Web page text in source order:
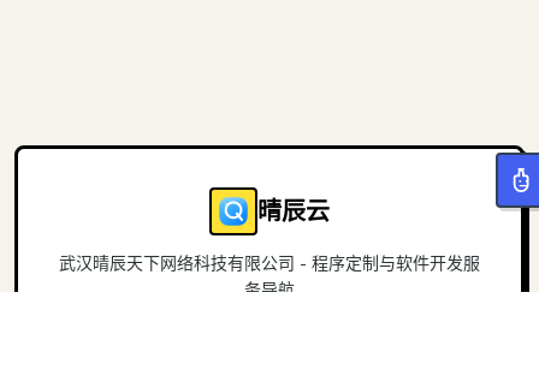
晴辰云
武汉晴辰天下网络科技有限公司 - 程序定制与软件开发服
务导航